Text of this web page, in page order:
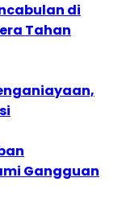
di
Tahan
Gangguan